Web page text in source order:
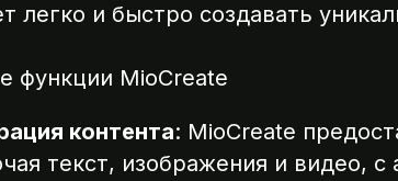
легко и быстро создавать
функции MioCreate
контента: MioCreate
текст, изображения и видео,